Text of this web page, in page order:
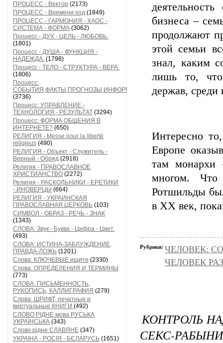
ПРОЦЕСС - Вектор (2173)
ПРОЦЕСС - Времени ход (1849)
ПРОЦЕСС - ГАРМОНИЯ - ХАОС -
СИСТЕМА - ФОРМА (3062)
Процесс - ДУХ - ЦЕЛЬ - ЛЮБОВЬ.
(1801)
Процесс - ДУША - ФУНКЦИЯ -
НАДЕЖДА. (1798)
Процесс - ТЕЛО - СТРУКТУРА - ВЕРА.
(1806)
Процесс:
СОБЫТИЯ,ФАКТЫ,ПРОГНОЗЫ,ИНФОРМАЦИЯ
(3736)
Процесс: УПРАВЛЕНИЕ -
ТЕХНОЛОГИЯ - РЕЗУЛЬТАТ (3294)
Процесс: ФОРМА ОБЩЕНИЯ В
ИНТЕРНЕТЕ? (650)
РЕЛИГИЯ - Messe pour la liberté
religieus (490)
РЕЛИГИЯ - Объект - Служитель -
Верный - Обряд (2918)
Религия - ПРАВОСЛАВНОЕ
ХРИСТИАНСТВО (2272)
Религия - РАСКОЛЬНИКИ - ЕРЕТИКИ
- ИНОВЕРЦЫ (664)
РЕЛИГИЯ - УКРАИНСКАЯ
ПРАВОСЛАВНАЯ ЦЕРКОВЬ (103)
СИМВОЛ - ОБРАЗ - РЕЧЬ - ЗНАК
(1343)
СЛОВА: Звук - Буква - Цифра - Цвет.
(493)
СЛОВА: ИСТИНА-ЗАБЛУЖДЕНИЕ,
ПРАВДА-ЛОЖЬ (1201)
Слова: КЛЮЧЕВЫЕ ищите (2330)
Слова: ОПРЕДЕЛЕНИЯ И ТЕРМИНЫ
(773)
СЛОВА: ПИСЬМЕННОСТЬ,
РУКОПИСЬ, КАЛЛИГРАФИЯ (279)
Слова: ШРИФТ, печатные и
виртуальные КНИГИ (492)
СЛОВО РІДНЕ мова РУСЬКА
УКРАЇНСЬКА (343)
Слово рідне СЛАВЯНЕ (347)
УКРАІНА - РОСІЯ - БЄЛАРУСЬ (1651)
бизнеса –
продолжают
этой семьи
знал, каким
лишь то, что
держав, среди
Интересно
Европе
там
многом.
Ротшильды
в XX век,
Рубрики: ЧЕЛОВЕК:
ЧЕЛОВЕК
КОНТРОЛЬ
СЕКС-